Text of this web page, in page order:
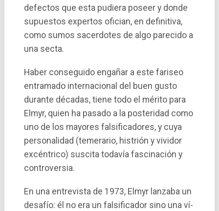
defectos que esta pudiera poseer y donde
supuestos expertos ofician, en definitiva,
como sumos sacerdotes de algo parecido a
una secta.
Haber conseguido engañar a este fariseo
entramado internacional del buen gusto
durante décadas, tiene todo el mérito para
Elmyr, quien ha pasado a la posteridad como
uno de los mayores falsificadores, y cuya
personalidad (temerario, histrión y vividor
excéntrico) suscita todavía fascinación y
controversia.
En una entrevista de 1973, Elmyr lanzaba un
desafí­o: él no era un falsificador sino una ví­